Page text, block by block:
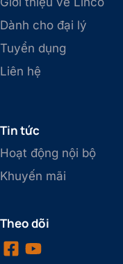
Dành cho đại lý
Tuyển dụng
Liên hệ
Tin tức
Hoạt động nội bộ
Khuyến mãi
Theo dõi